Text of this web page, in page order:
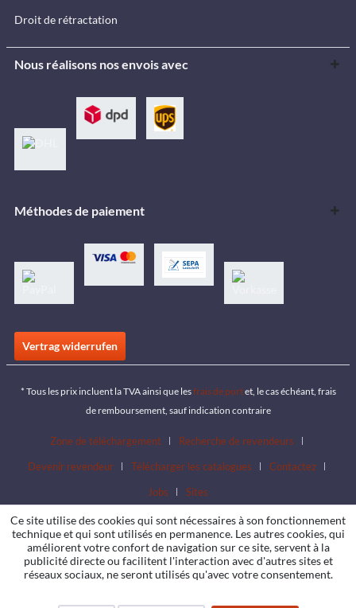
Droit de rétractation
Nous réalisons nos envois avec
Méthodes de paiement
Vertrag widerrufen
* Tous les prix incluent la TVA ainsi que lesfrais de portet, le cas échéant, frais
de remboursement, sauf indication contraire
Zone de téléchargement
Recherche de revendeurs
Devenir revendeur
Télécharger les catalogues
Contactez
Jobs
Sites
Ce site utilise des cookies qui sont nécessaires à son fonctionnement
technique et qui sont utilisés en permanence. Les autres cookies, qui
améliorent votre confort de navigation sur ce site, servent à la
publicité directe ou facilitent l'interaction avec d'autres sites et
réseaux sociaux, ne seront utilisés qu'avec votre consentement.